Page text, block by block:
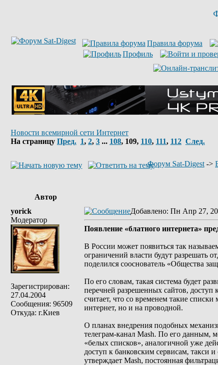
Правила форума
Профиль
Новости всемирной сети Интернет
На страницу Пред. 1, 2, 3 ... 108, 109, 110, 111, 112 След.
Форум Sat-Digest ->
Автор
yorick
Модератор
Зарегистрирован:
27.04.2004
Сообщения: 96509
Откуда: г.Киев
Добавлено: Пн Апр 27,
Появление «блатного интернета»
В России может появиться так
ограничений власти будут разрешать
поделился сооснователь «Общества
По его словам, такая система будет
перечней разрешенных сайтов, доступ
считает, что со временем такие
интернет, но и на проводной.
О планах внедрения подобных
телеграм-канал Mash. По его данным,
«белых списков», аналогичной уже
доступ к банковским сервисам, такси
утверждает Mash, постоянная